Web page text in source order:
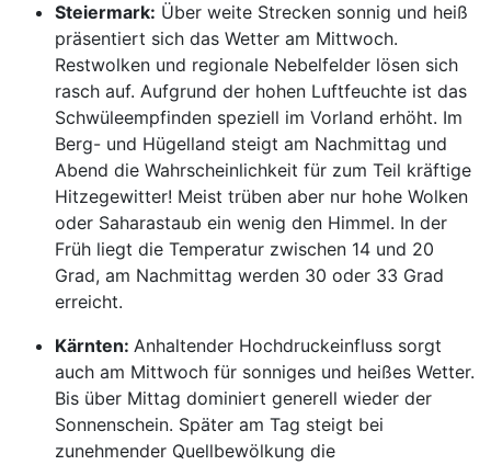
Steiermark: Über weite Strecken sonnig und heiß
präsentiert sich das Wetter am Mittwoch.
Restwolken und regionale Nebelfelder lösen sich
rasch auf. Aufgrund der hohen Luftfeuchte ist das
Schwüleempfinden speziell im Vorland erhöht. Im
Berg- und Hügelland steigt am Nachmittag und
Abend die Wahrscheinlichkeit für zum Teil kräftige
Hitzegewitter! Meist trüben aber nur hohe Wolken
oder Saharastaub ein wenig den Himmel. In der
Früh liegt die Temperatur zwischen 14 und 20
Grad, am Nachmittag werden 30 oder 33 Grad
erreicht.
Kärnten: Anhaltender Hochdruckeinfluss sorgt
auch am Mittwoch für sonniges und heißes Wetter.
Bis über Mittag dominiert generell wieder der
Sonnenschein. Später am Tag steigt bei
zunehmender Quellbewölkung die